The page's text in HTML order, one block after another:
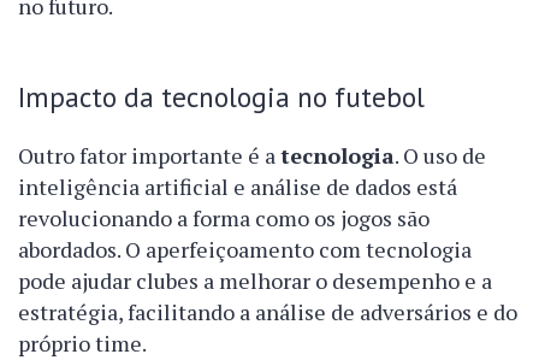
no futuro.
Impacto da tecnologia no futebol
Outro fator importante é atecnologia. O uso de
inteligência artificial e análise de dados está
revolucionando a forma como os jogos são
abordados. O aperfeiçoamento com tecnologia
pode ajudar clubes a melhorar o desempenho e a
estratégia, facilitando a análise de adversários e do
próprio time.